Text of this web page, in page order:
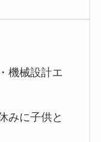
機械設計エ
みに子供と